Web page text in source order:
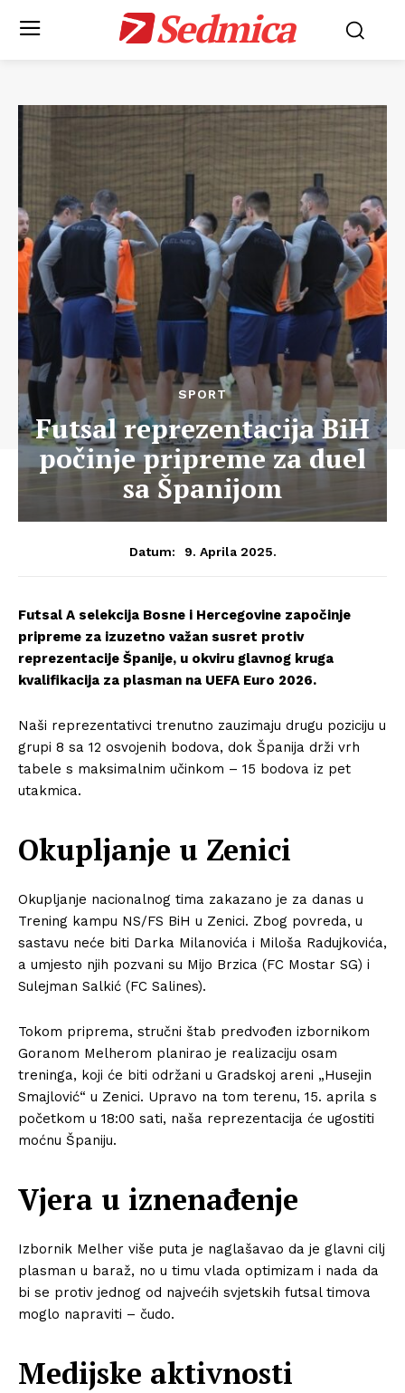
Sedmica
SPORT
Futsal reprezentacija BiH
počinje pripreme za duel
sa Španijom
Datum: 9. Aprila 2025.
Futsal A selekcija Bosne i Hercegovine započinje
pripreme za izuzetno važan susret protiv
reprezentacije Španije, u okviru glavnog kruga
kvalifikacija za plasman na UEFA Euro 2026.
Naši reprezentativci trenutno zauzimaju drugu poziciju u
grupi 8 sa 12 osvojenih bodova, dok Španija drži vrh
tabele s maksimalnim učinkom – 15 bodova iz pet
utakmica.
Okupljanje u Zenici
Okupljanje nacionalnog tima zakazano je za danas u
Trening kampu NS/FS BiH u Zenici. Zbog povreda, u
sastavu neće biti Darka Milanovića i Miloša Radujkovića,
a umjesto njih pozvani su Mijo Brzica (FC Mostar SG) i
Sulejman Salkić (FC Salines).
Tokom priprema, stručni štab predvođen izbornikom
Goranom Melherom planirao je realizaciju osam
treninga, koji će biti održani u Gradskoj areni „Husejin
Smajlović“ u Zenici. Upravo na tom terenu, 15. aprila s
početkom u 18:00 sati, naša reprezentacija će ugostiti
moćnu Španiju.
Vjera u iznenađenje
Izbornik Melher više puta je naglašavao da je glavni cilj
plasman u baraž, no u timu vlada optimizam i nada da
bi se protiv jednog od najvećih svjetskih futsal timova
moglo napraviti – čudo.
Medijske aktivnosti